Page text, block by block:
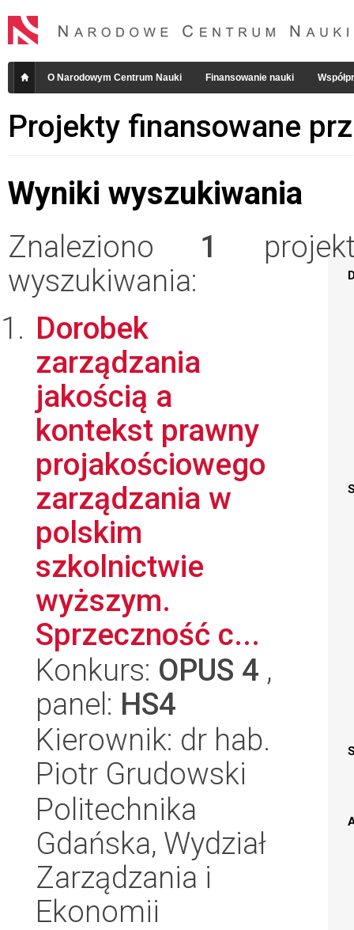
O Narodowym Centrum Nauki Finansowanie nauki
Projekty finansowane
Wyniki wyszukiwania
Znaleziono 1
wyszukiwania:
Dorobek
zarządzania
jakością a
kontekst prawny
projakościowego
zarządzania w
polskim
szkolnictwie
wyższym.
Sprzeczność c...
Konkurs: OPUS 4 ,
panel: HS4
Kierownik: dr hab.
Piotr Grudowski
Politechnika
Gdańska, Wydział
Zarządzania i
Ekonomii